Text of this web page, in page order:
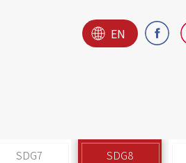
EN
SDG7 SDG8